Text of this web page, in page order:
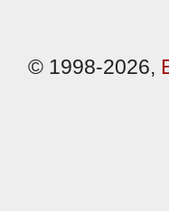
© 1998-2026,